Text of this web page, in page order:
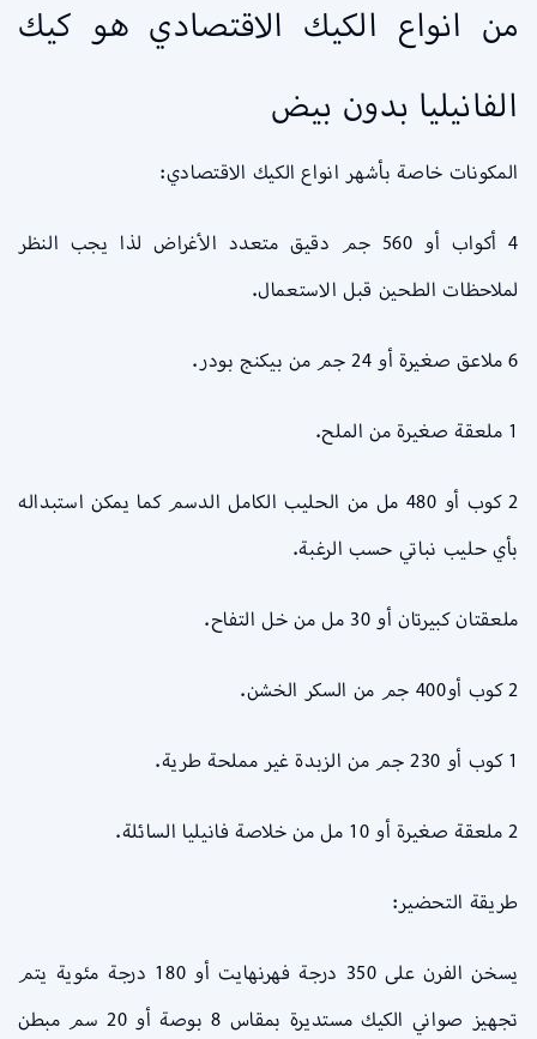
من انواع الكيك الاقتصادي هو كيك
الفانيليا بدون بيض
المكونات خاصة بأشهر انواع الكيك الاقتصادي:
4 أكواب أو 560 جم دقيق متعدد الأغراض لذا يجب النظر
لملاحظات الطحين قبل الاستعمال.
6 ملاعق صغيرة أو 24 جم من بيكنج بودر.
1 ملعقة صغيرة من الملح.
2 كوب أو 480 مل من الحليب الكامل الدسم كما يمكن استبداله
بأي حليب نباتي حسب الرغبة.
ملعقتان كبيرتان أو 30 مل من خل التفاح.
2 كوب أو400 جم من السكر الخشن.
1 كوب أو 230 جم من الزبدة غير مملحة طرية.
2 ملعقة صغيرة أو 10 مل من خلاصة فانيليا السائلة.
طريقة التحضير:
يسخن الفرن على 350 درجة فهرنهايت أو 180 درجة مئوية يتم
تجهيز صواني الكيك مستديرة بمقاس 8 بوصة أو 20 سم مبطن